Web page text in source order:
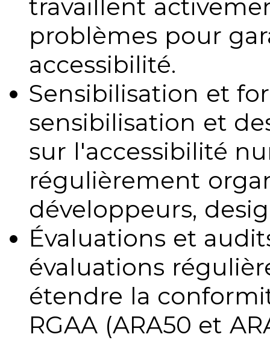
travaillent
problèmes pour
accessibilité.
Sensibilisation et
sensibilisation et
sur l'accessibilité
régulièrement
développeurs,
Évaluations et
évaluations
étendre la
RGAA (ARA50 et